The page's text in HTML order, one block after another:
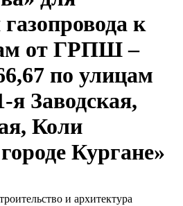
к
от ГРПШ –
по улицам
я Заводская,
Коли
Кургане»
и архитектура